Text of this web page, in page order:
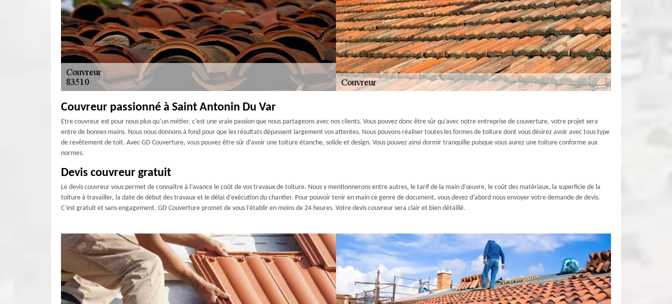
Couvreur passionné à Saint Antonin Du Var
Etre couvreur est pour nous plus qu’un métier, c’est une vraie passion que nous partageons avec nos clients. Vous pouvez donc être sûr qu’avec notre entreprise de couverture, votre projet sera
entre de bonnes mains. Nous nous donnons à fond pour que les résultats dépassent largement vos attentes. Nous pouvons réaliser toutes les formes de toiture dont vous désirez avoir avec tous type
de revêtement de toit. Avec GD Couverture, vous pouvez être sûr d’avoir une toiture étanche, solide et design. Vous pouvez ainsi dormir tranquille puisque vous aurez une toiture conforme aux
normes.
Devis couvreur gratuit
Le devis couvreur vous permet de connaître à l’avance le coût de vos travaux de toiture. Nous y mentionnerons entre autres, le tarif de la main d’œuvre, le coût des matériaux, la superficie de la
toiture à travailler, la date de début des travaux et le délai d’exécution du chantier. Pour pouvoir tenir en main ce genre de document, vous devez d’abord nous envoyer votre demande de devis.
C’est gratuit et sans engagement. GD Couverture promet de vous l’établir en moins de 24 heures. Votre devis couvreur sera clair et bien détaillé.